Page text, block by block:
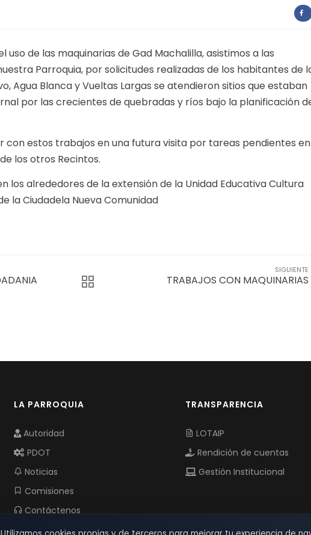
de las maquinarias de Gad Machalilla, asistimos a las
Parroquia, por solicitudes realizadas de los habitantes de
Agua Blanca y Vueltas Largas se atendieron sitios que estaban
por las crecientes de quebradas y ríos bajo la planificación
con estos trabajos en una futura visita por tareas pendientes en
los otros Recintos.
los alrededores de la extensión de la Unidad Educativa Cultura
la Ciudadela Nueva Comunidad
SIGUIENTE
TRABAJOS CON MAQUINARIAS
LA PARROQUIA
Autoridad
PDOT
Noticias
Comisiones
Contáctenos
TRANSPARENCIA
LOTAIP
Rendición de cuentas
Gestión Institucional